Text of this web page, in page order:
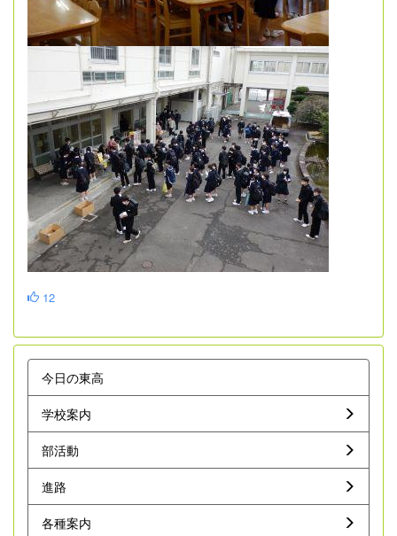
12
今日の東高
学校案内
部活動
進路
各種案内